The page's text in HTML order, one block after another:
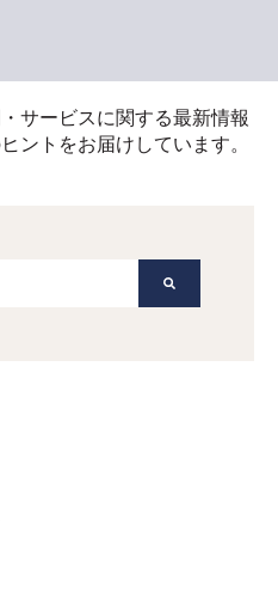
サービスに関する最新情報
ントをお届けしています。
付きの検索フィールドです。